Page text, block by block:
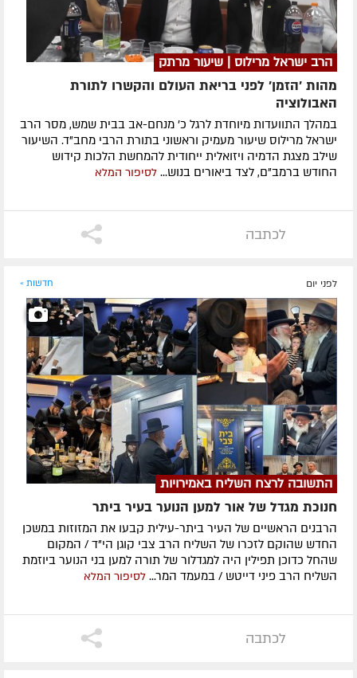
הרב ישראל מרילוס | שיעור מרתק
מהות 'הזמן' לפני בריאת העולם והקשרו לתורת
האבולוציה
במהלך התוועדות מיוחדת לרגל כ' מנחם-אב בבית שמש, מסר הרב
ישראל מרילוס שיעור מעמיק וראשוני בתורת הרבי מחב"ד. השיעור
שילב מצגת הדמיה ויזואלית ייחודית להמחשת הלכות קידוש
החודש ברמב"ם, לצד ביאורים בנוש... לסיפור המלא
לכתבה
לפני יום חדשות »
התשובה לרצח השליח באמירויות
חנוכת מגדל של אור למען הנוער בעיר ביתר
הרבנים הראשיים של העיר ביתר-עילית קבעו את המזוזות במשכן
החדש שהוקם לזכרו של השליח הרב צבי קוגן הי"ד / המקום
שהחל כדוכן תפילין היה למגדלור של תורה למען בני הנוער ביוזמת
השליח הרב פיני דייטש / במעמד המר... לסיפור המלא
לכתבה